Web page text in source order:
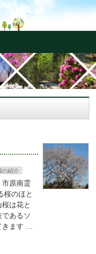
の紹介
市原南霊
桜のほと
は花と
あるソ
きます …